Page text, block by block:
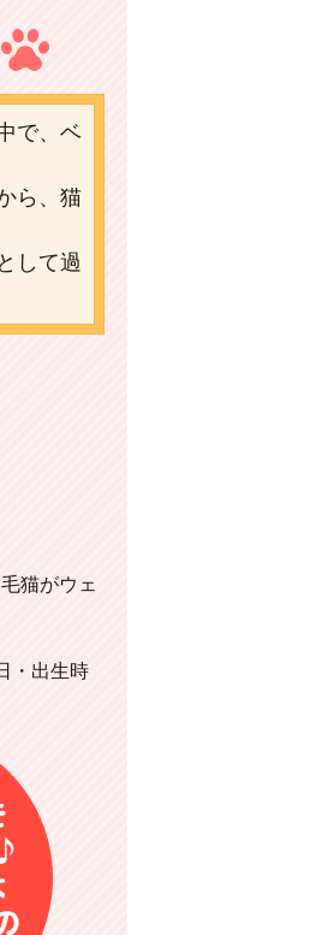
で、ベ
ら、猫
して過
猫がウェ
・出生時